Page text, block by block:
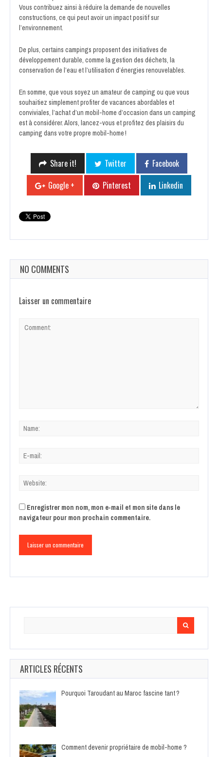
Vous contribuez ainsi à réduire la demande de nouvelles
constructions, ce qui peut avoir un impact positif sur
l’environnement.
De plus, certains campings proposent des initiatives de
développement durable, comme la gestion des déchets, la
conservation de l’eau et l’utilisation d’énergies renouvelables.
En somme, que vous soyez un amateur de camping ou que vous
souhaitiez simplement profiter de vacances abordables et
conviviales, l’achat d’un mobil-home d’occasion dans un camping
est à considérer. Alors, lancez-vous et profitez des plaisirs du
camping dans votre propre mobil-home !
Share it! Twitter
Facebook
Google +
Pinterest Linkedin
NO COMMENTS
Laisser un commentaire
Enregistrer mon nom, mon e-mail et mon site dans le
navigateur pour mon prochain commentaire.
ARTICLES RÉCENTS
Pourquoi Taroudant au Maroc fascine tant ?
Comment devenir propriétaire de mobil-home ?